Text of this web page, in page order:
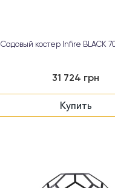
Садовый костер Infire BLACK
31 724 грн
Купить